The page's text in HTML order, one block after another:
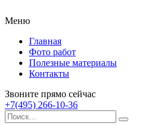
Меню
Главная
Фото работ
Полезные материалы
Контакты
Звоните прямо сейчас
+7(495) 266-10-36